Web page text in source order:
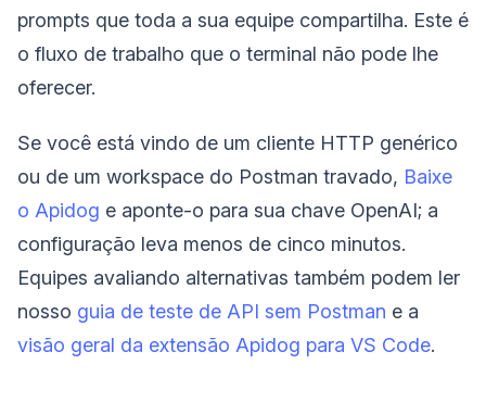
prompts que toda a sua equipe compartilha. Este é
o fluxo de trabalho que o terminal não pode lhe
oferecer.
Se você está vindo de um cliente HTTP genérico
ou de um workspace do Postman travado, Baixe
o Apidog e aponte-o para sua chave OpenAI; a
configuração leva menos de cinco minutos.
Equipes avaliando alternativas também podem ler
nosso guia de teste de API sem Postman e a
visão geral da extensão Apidog para VS Code.